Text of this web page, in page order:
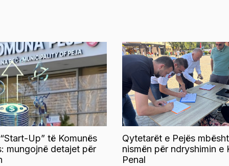
Up” të Komunës
mungojnë detajet për
Qytetarët e Pejës
nismën për ndryshimin e
Penal